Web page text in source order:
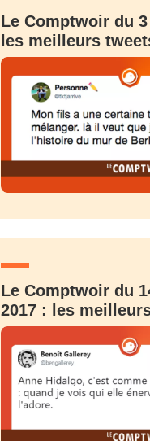
Le Comptwoir du
les meilleurs
Le Comptwoir du
2017 : les